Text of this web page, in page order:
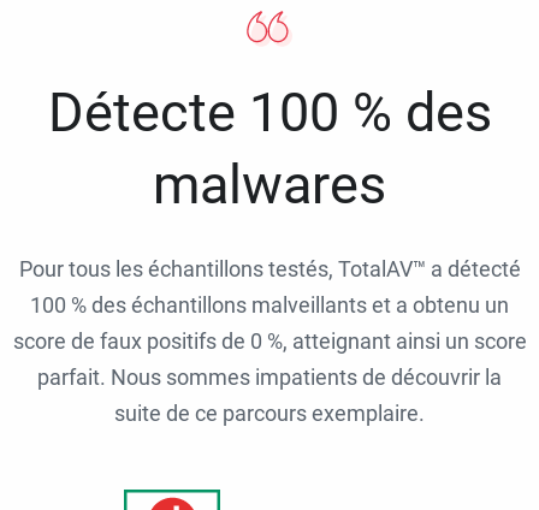
Détecte 100 % des
malwares
Pour tous les échantillons testés, TotalAV™ a détecté
100 % des échantillons malveillants et a obtenu un
score de faux positifs de 0 %, atteignant ainsi un score
parfait. Nous sommes impatients de découvrir la
suite de ce parcours exemplaire.